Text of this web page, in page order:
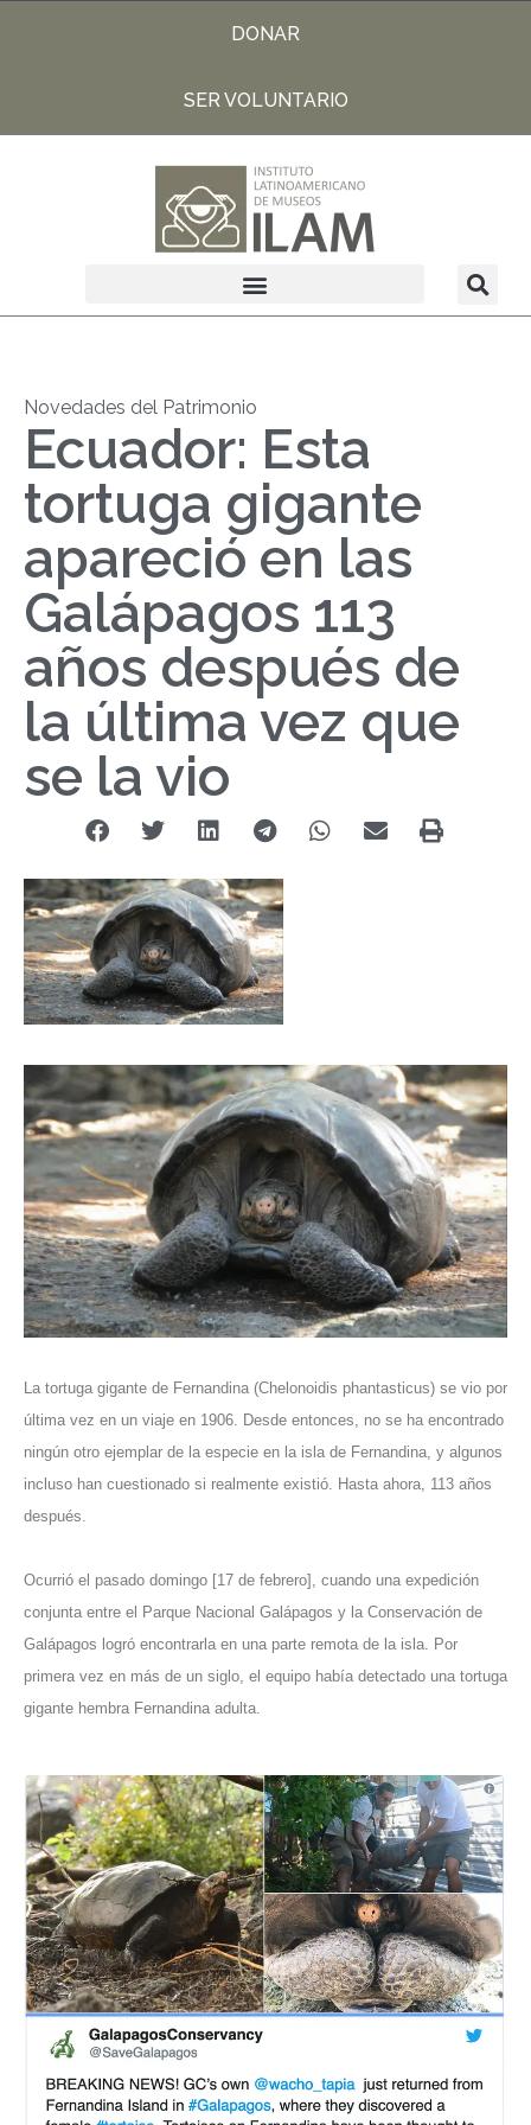
DONAR
SER VOLUNTARIO
Novedades del Patrimonio
Ecuador: Esta
tortuga gigante
apareció en las
Galápagos 113
años después de
la última vez que
se la vio
La tortuga gigante de Fernandina (Chelonoidis phantasticus) se vio por
última vez en un viaje en 1906. Desde entonces, no se ha encontrado
ningún otro ejemplar de la especie en la isla de Fernandina, y algunos
incluso han cuestionado si realmente existió. Hasta ahora, 113 años
después
Ocurrió el pasado domingo [17 de febrero], cuando una expedición
conjunta entre el Parque Nacional Galápagos y la Conservación de
Galápagos logró encontrarla en una parte remota de la isla. Por
primera vez en más de un siglo, el equipo había detectado una tortuga
gigante hembra Fernandina adulta.